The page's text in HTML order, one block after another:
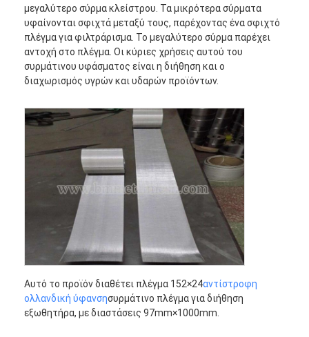
μεγαλύτερο σύρμα κλείστρου. Τα μικρότερα σύρματα
υφαίνονται σφιχτά μεταξύ τους, παρέχοντας ένα σφιχτό
πλέγμα για φιλτράρισμα. Το μεγαλύτερο σύρμα παρέχει
αντοχή στο πλέγμα. Οι κύριες χρήσεις αυτού του
συρμάτινου υφάσματος είναι η διήθηση και ο
διαχωρισμός υγρών και υδαρών προϊόντων.
Αυτό το προϊόν διαθέτει πλέγμα 152×24αντίστροφη
ολλανδική ύφανσησυρμάτινο πλέγμα για διήθηση
εξωθητήρα, με διαστάσεις 97mm×1000mm.